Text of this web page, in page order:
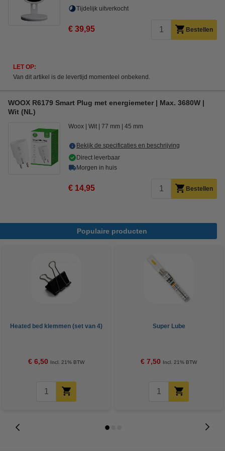
Tijdelijk uitverkocht
€ 39,95 Bestellen
LET OP:
Van dit artikel is de levertijd momenteel onbekend.
WOOX R6179 Smart Plug met energiemeter | Max. 3680W |
Wit (NL)
Woox Wit 77 mm 45 mm
Bekijk de specificaties en beschrijving
Direct leverbaar
Morgen in huis
€ 14,95 Bestellen
Populaire producten
Heated bed klemmen (set van 4)
€ 6,50 Incl. 21% BTW
Super Lube
€ 7,50 Incl. 21% BTW